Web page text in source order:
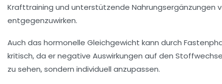
Krafttraining und unterstützende Nahrungsergänzungen
entgegenzuwirken.
Auch das hormonelle Gleichgewicht kann durch
kritisch, da er negative Auswirkungen auf den
zu sehen, sondern individuell anzupassen.